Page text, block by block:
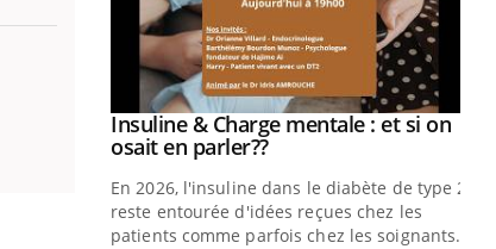
Youtube
Insuline & Charge mentale : et si on
osait en parler??Youtube
En 2026, l'insuline dans le diabète de type 2
reste entourée d'idées reçues chez les
patients comme parfois chez les soignants.
Youtube
Eczéma Chronique des Mains : se
préparer pour l’été !
L'été arrive… et avec lui, un tout nouveau
rythme de vie ! Vacances, plage, piscine,
soleil, activités en plein air… Nos mains